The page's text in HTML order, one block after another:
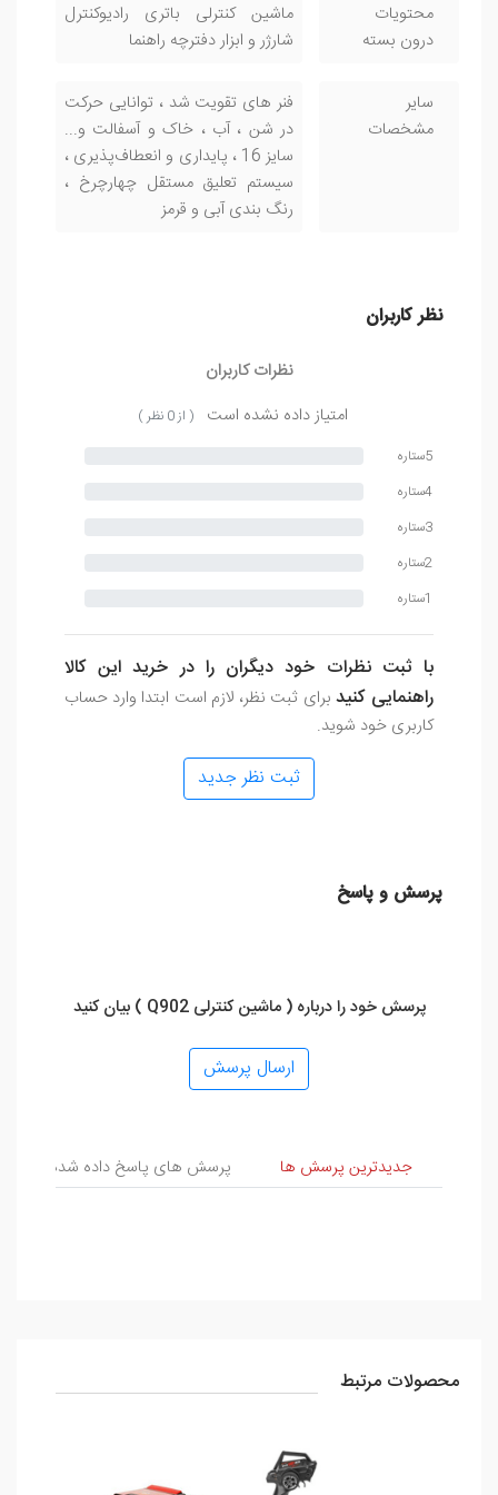
محتویات
درون بسته
ماشین کنترلی باتری رادیوکنترل
شارژر و ابزار دفترچه راهنما
سایر
مشخصات
فنر های تقویت شد ، توانایی حرکت
در شن ، آب ، خاک و آسفالت و...
سایز 16 ، پایداری و انعطاف‌پذیری ،
سیستم تعلیق مستقل چهارچرخ ،
رنگ بندی آبی و قرمز
نظر کاربران
نظرات کاربران
امتیاز داده نشده است
( از 0 نظر )
5ستاره
4ستاره
3ستاره
2ستاره
1ستاره
با ثبت نظرات خود دیگران را در خرید این کالا
راهنمایی کنید برای ثبت نظر، لازم است ابتدا وارد حساب
کاربری خود شوید.
ثبت نظر جدید
پرسش و پاسخ
پرسش خود را درباره ( ماشین کنترلی Q902 ) بیان کنید
ارسال پرسش
پرسش و پاسخ
جدیدترین پرسش ها پرسش های پاسخ داده شده
محصولات مرتبط